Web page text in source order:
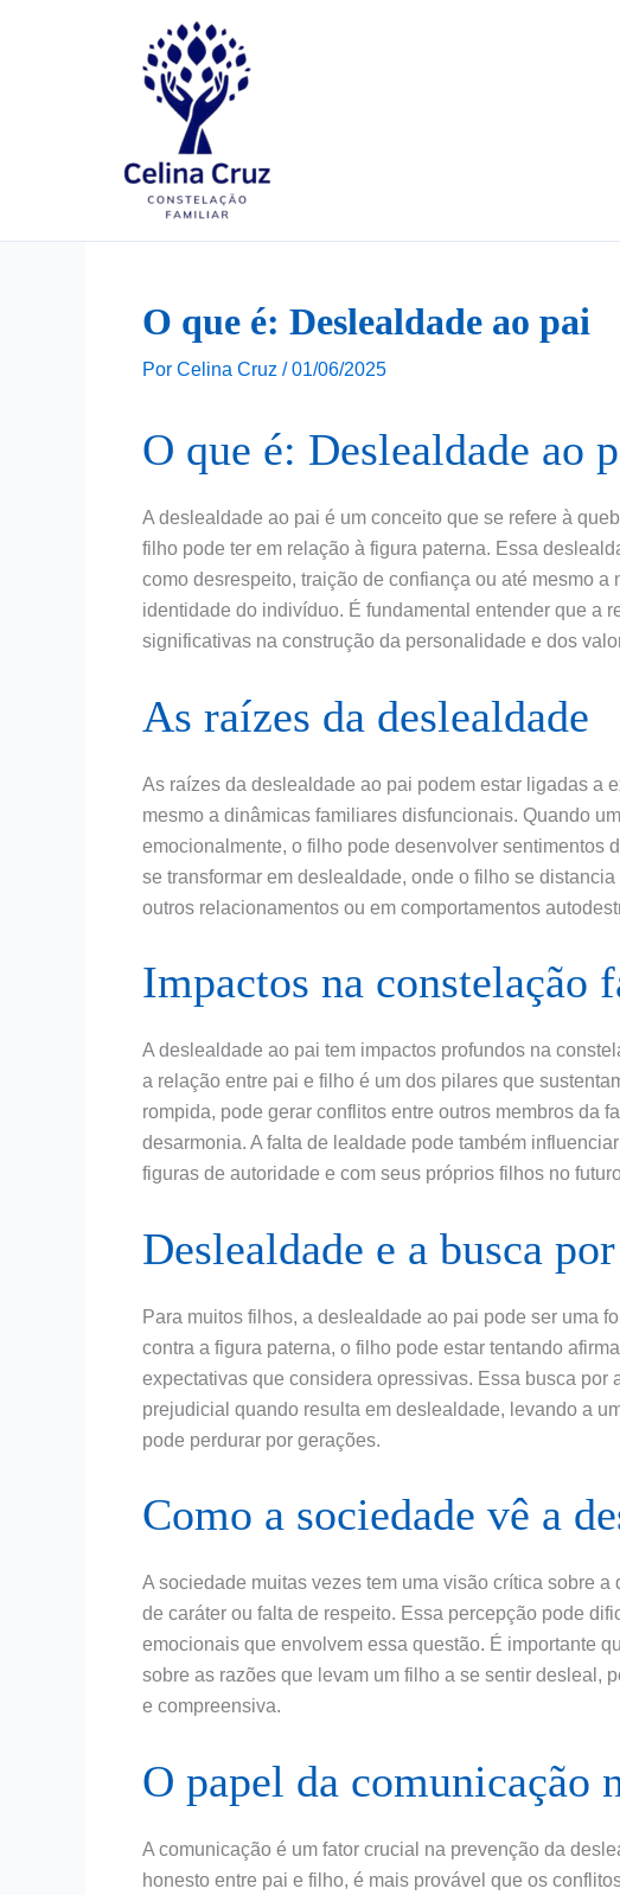
O que é: Deslealdade ao pai
Por Celina Cruz /01/06/2025
O que é: Deslealdade ao
A deslealdade ao pai é um conceito que se refere à
filho pode ter em relação à figura paterna. Essa
como desrespeito, traição de confiança ou até mesmo
identidade do indivíduo. É fundamental entender que a
significativas na construção da personalidade e dos
As raízes da deslealdade
As raízes da deslealdade ao pai podem estar ligadas a
mesmo a dinâmicas familiares disfuncionais. Quando
emocionalmente, o filho pode desenvolver sentimentos
se transformar em deslealdade, onde o filho se
outros relacionamentos ou em comportamentos
Impactos na constelação
A deslealdade ao pai tem impactos profundos na
a relação entre pai e filho é um dos pilares que
rompida, pode gerar conflitos entre outros membros da
desarmonia. A falta de lealdade pode também
figuras de autoridade e com seus próprios filhos no
Deslealdade e a busca
Para muitos filhos, a deslealdade ao pai pode ser uma
contra a figura paterna, o filho pode estar tentando
expectativas que considera opressivas. Essa busca por
prejudicial quando resulta em deslealdade, levando a
pode perdurar por gerações.
Como a sociedade vê a
A sociedade muitas vezes tem uma visão crítica sobre
de caráter ou falta de respeito. Essa percepção pode
emocionais que envolvem essa questão. É importante
sobre as razões que levam um filho a se sentir desleal,
e compreensiva.
O papel da comunicação
A comunicação é um fator crucial na prevenção da
honesto entre pai e filho, é mais provável que os